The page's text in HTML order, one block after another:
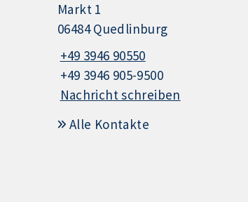
Markt 1
06484 Quedlinburg
+49 3946 90550
+49 3946 905-9500
Nachricht schreiben
Alle Kontakte